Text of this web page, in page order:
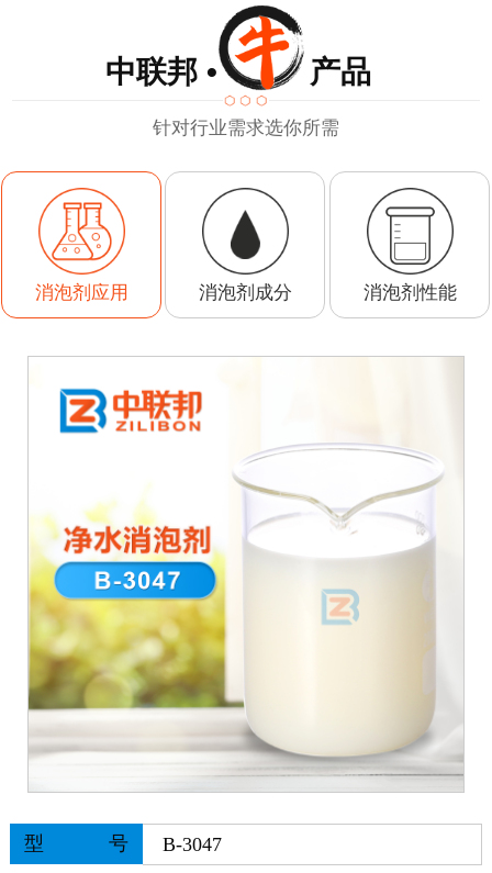
中联邦 • 产品
针对行业需求选你所需
消泡剂成分 消泡剂性能
型号 B-3047